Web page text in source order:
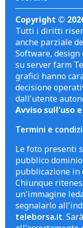
Copyright ©
Tutti i diritti
anche parziale
Software,
su server farm
grafici hanno
decisione
dall'utente
Avviso sull'uso
Termini e
Le foto presenti
pubblico
pubblicazione in
Chiunque
un'immagine
segnalarlo
teleborsa.it.